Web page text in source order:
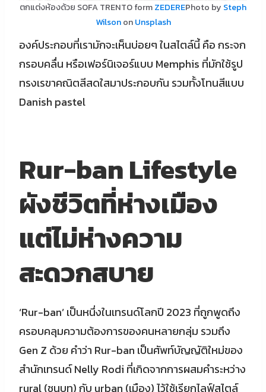
ตกแต่งห้องด้วย SOFA TRENTO formZEDEREPhoto by Steph
WilsononUnsplash
องค์ประกอบที่เรามักจะเห็นบ่อยๆ ในสไตล์นี้ คือ กระจก
กรอบคลื่น หรือเฟอร์นิเจอร์แบบ Memphis ที่มักใช้รูป
ทรงเรขาคณิตสีสดใสมาประกอบกัน รวมทั้งโทนสีแบบ
Danish pastel
Rur-ban Lifestyle
ผังชีวิตที่ห่างเมือง
แต่ไม่ห่างความ
สะดวกสบาย
‘Rur-ban’ เป็นหนึ่งในเทรนด์โลกปี 2023 ที่ถูกพูดถึง
ครอบคลุมความต้องการของคนหลายกลุ่ม รวมถึง
Gen Z ด้วย คำว่า Rur-ban เป็นศัพท์บัญญัติใหม่ของ
สำนักเทรนด์ Nelly Rodi ที่เกิดจากการผสมคำระหว่าง
rural (ชนบท) กับ urban (เมือง) ไว้ใช้เรียกไลฟ์สไตล์